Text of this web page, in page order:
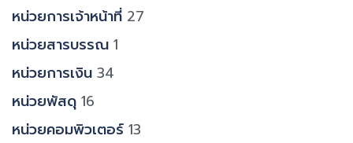
หน่วยการเจ้าหน้าที่ 27
หน่วยสารบรรณ 1
หน่วยการเงิน 34
หน่วยพัสดุ 16
หน่วยคอมพิวเตอร์ 13